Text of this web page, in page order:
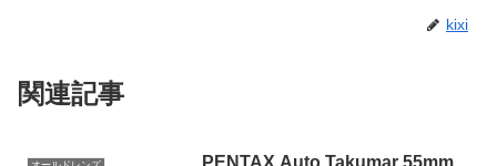
kixi
関連記事
PENTAX Auto Takumar 55mm